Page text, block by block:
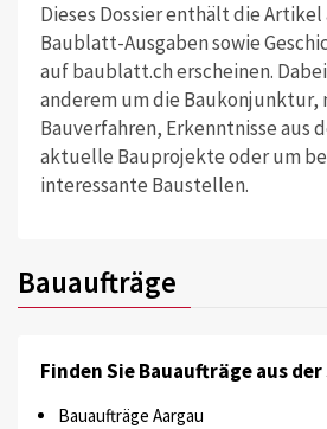
Dieses Dossier enthält die
Baublatt-Ausgaben sowie
auf baublatt.ch erscheinen.
anderem um die Baukonjunktur,
Bauverfahren, Erkenntnisse aus
aktuelle Bauprojekte oder um
interessante Baustellen.
Bauaufträge
Finden Sie Bauaufträge aus
Bauaufträge Aargau